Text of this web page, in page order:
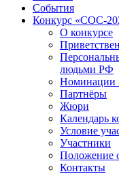
События
Конкурс «СОС-
О конкурсе
людьми РФ
Номинации
Партнёры
Жюри
Календарь
Условие
Участники
Положение
Контакты